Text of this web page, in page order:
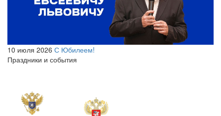
10 июля 2026 С Юбилеем!
Праздники и события